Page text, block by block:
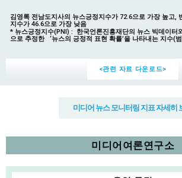
김영록 전남도지사의 뉴스긍정지수가 72.6으로 가장 높고,
지수가 46.6으로 가장 낮음
* 뉴스긍정지수(PNI) : 한국언론진흥재단의 뉴스 빅데이터
으로 추정한 ‘뉴스의 긍정적 표현 확률’을 나타내는 지수(
<관련 자료 다운로드>
미디어 뉴스 모니터링 지표 자세히
미디어여론연구소